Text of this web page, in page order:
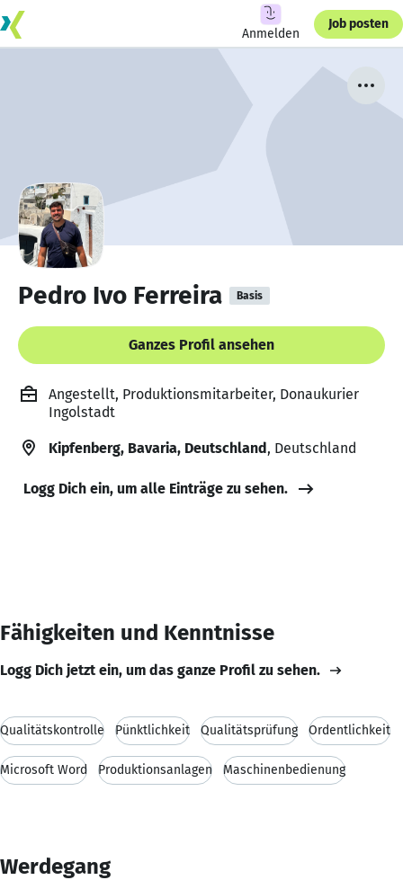
Anmelden
Job posten
Pedro Ivo Ferreira Basis
Ganzes Profil ansehen
Angestellt, Produktionsmitarbeiter, Donaukurier
Ingolstadt
Kipfenberg, Bavaria, Deutschland, Deutschland
Logg Dich ein, um alle Einträge zu sehen.
Fähigkeiten und Kenntnisse
Logg Dich jetzt ein, um das ganze Profil zu sehen.
Qualitätskontrolle Pünktlichkeit Qualitätsprüfung Ordentlichkeit
Microsoft Word Produktionsanlagen Maschinenbedienung
Werdegang